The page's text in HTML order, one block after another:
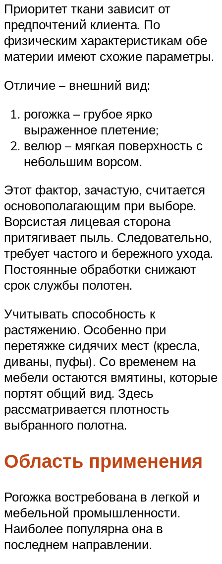
Приоритет ткани зависит от
предпочтений клиента. По
физическим характеристикам обе
материи имеют схожие параметры.
Отличие – внешний вид:
рогожка – грубое ярко
выраженное плетение;
велюр – мягкая поверхность с
небольшим ворсом.
Этот фактор, зачастую, считается
основополагающим при выборе.
Ворсистая лицевая сторона
притягивает пыль. Следовательно,
требует частого и бережного ухода.
Постоянные обработки снижают
срок службы полотен.
Учитывать способность к
растяжению. Особенно при
перетяжке сидячих мест (кресла,
диваны, пуфы). Со временем на
мебели остаются вмятины, которые
портят общий вид. Здесь
рассматривается плотность
выбранного полотна.
Область применения
Рогожка востребована в легкой и
мебельной промышленности.
Наиболее популярна она в
последнем направлении.